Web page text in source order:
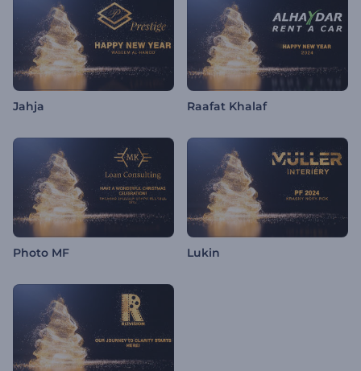
Jahja Raafat Khalaf
Photo MF Lukin